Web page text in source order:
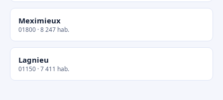
Meximieux
01800 · 8 247 hab.
Lagnieu
01150 · 7 411 hab.